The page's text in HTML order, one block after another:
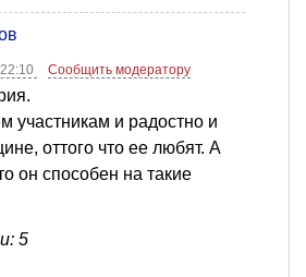
Сообщить модератору
участникам и радостно и
оттого что ее любят. А
он способен на такие
5